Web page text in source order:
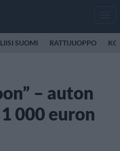
SUOMI RATTIJUOPPO
– auton
000 euron